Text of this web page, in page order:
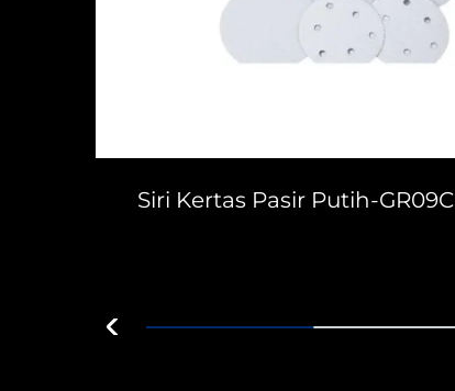
Siri Kertas Pasir Putih-GR09C